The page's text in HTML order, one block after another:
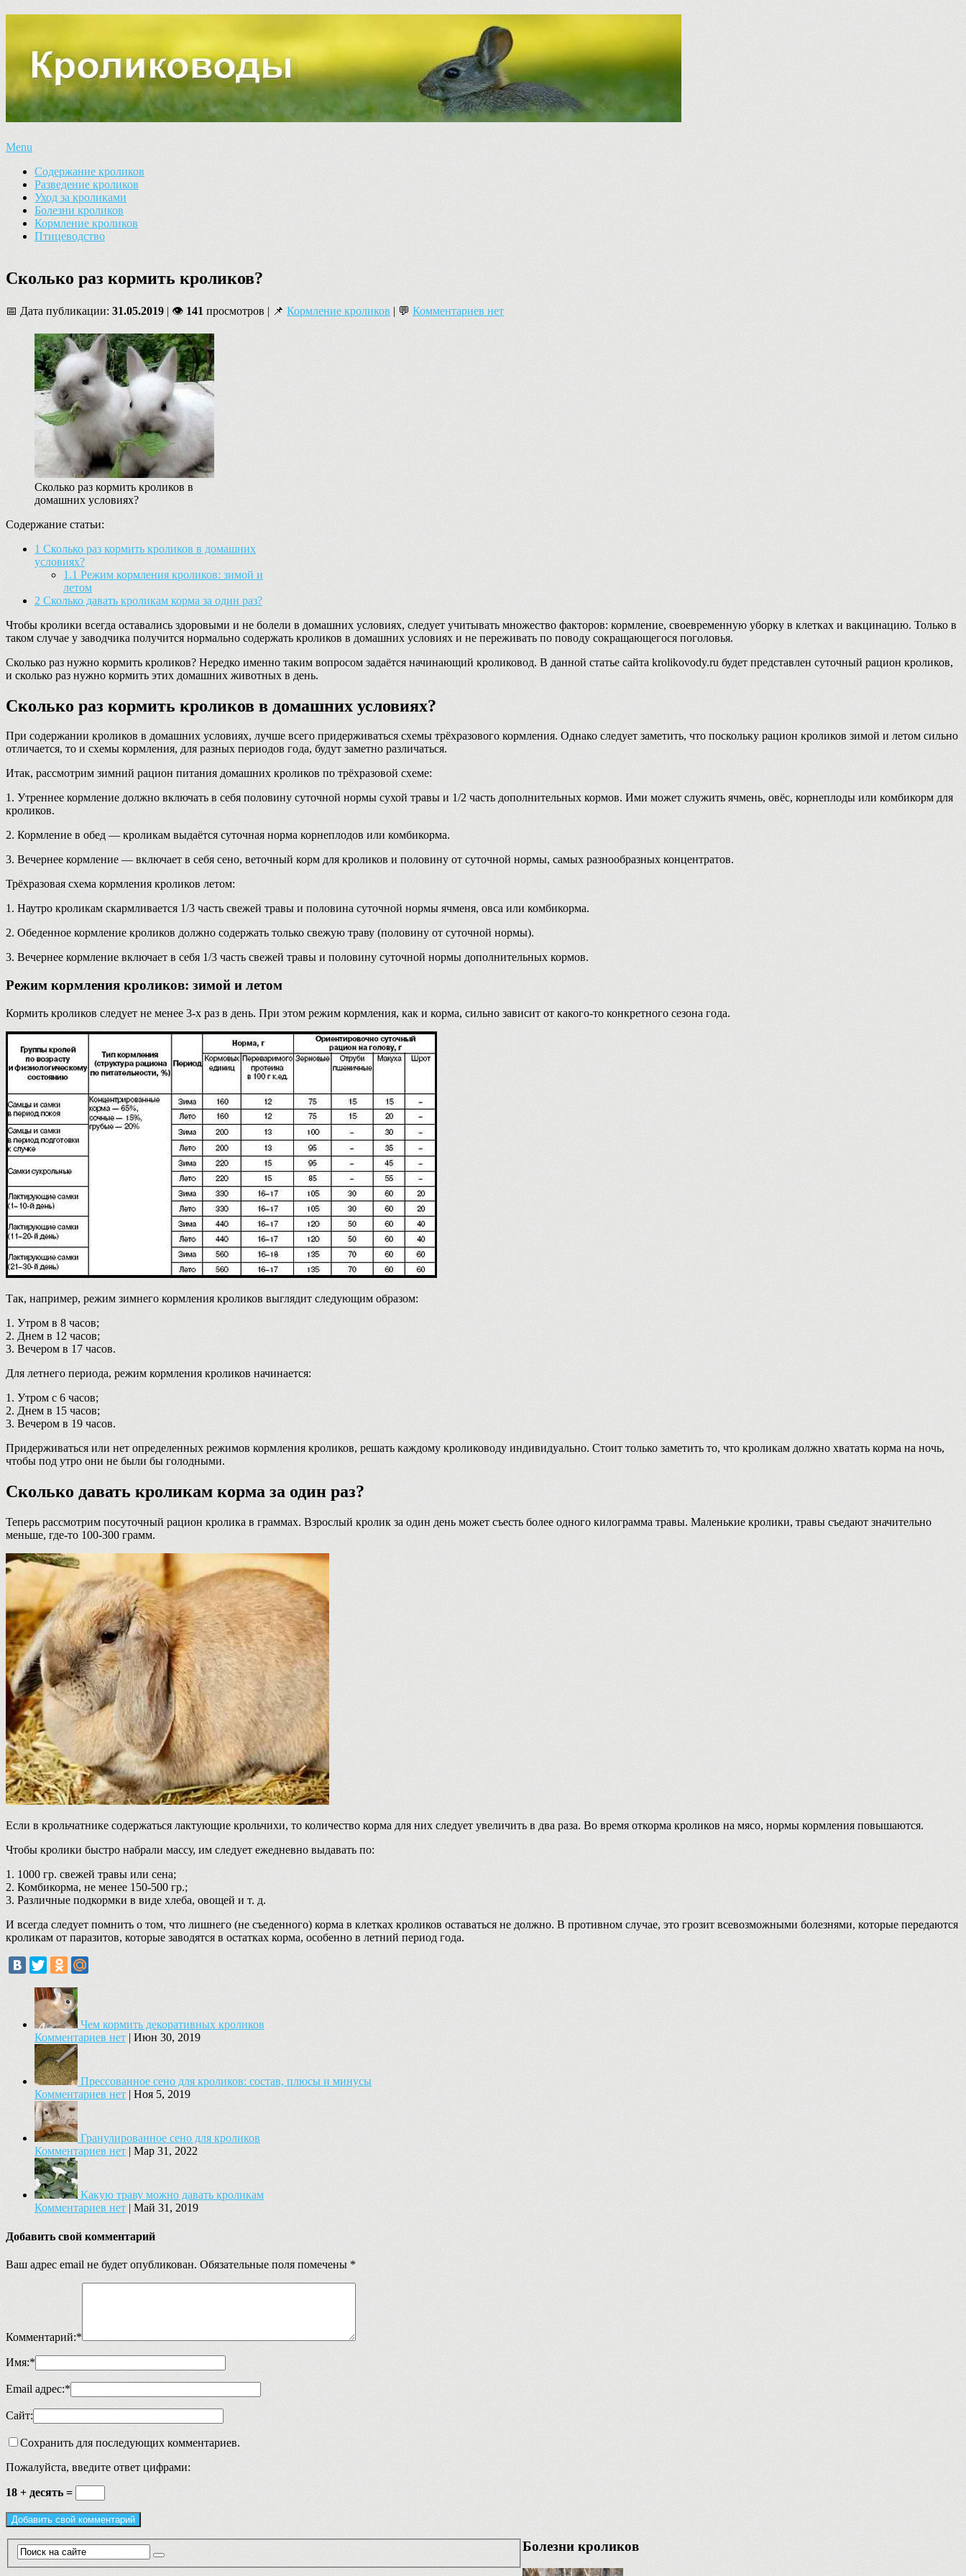
Menu
Содержание кроликов
Разведение кроликов
Уход за кроликами
Болезни кроликов
Кормление кроликов
Птицеводство
Сколько раз кормить кроликов?
📅 Дата публикации: 31.05.2019 | 👁 141 просмотров | 📌 Кормление кроликов | 💬 Комментариев нет
Сколько раз кормить кроликов в
домашних условиях?
Содержание статьи:
1 Сколько раз кормить кроликов в домашних
условиях?
1.1 Режим кормления кроликов: зимой и
летом
2 Сколько давать кроликам корма за один раз?
Чтобы кролики всегда оставались здоровыми и не болели в домашних условиях, следует учитывать множество факторов: кормление, своевременную уборку в клетках и вакцинацию. Только в
таком случае у заводчика получится нормально содержать кроликов в домашних условиях и не переживать по поводу сокращающегося поголовья.
Сколько раз нужно кормить кроликов? Нередко именно таким вопросом задаётся начинающий кроликовод. В данной статье сайта krolikovody.ru будет представлен суточный рацион кроликов,
и сколько раз нужно кормить этих домашних животных в день.
Сколько раз кормить кроликов в домашних условиях?
При содержании кроликов в домашних условиях, лучше всего придерживаться схемы трёхразового кормления. Однако следует заметить, что поскольку рацион кроликов зимой и летом сильно
отличается, то и схемы кормления, для разных периодов года, будут заметно различаться.
Итак, рассмотрим зимний рацион питания домашних кроликов по трёхразовой схеме:
1. Утреннее кормление должно включать в себя половину суточной нормы сухой травы и 1/2 часть дополнительных кормов. Ими может служить ячмень, овёс, корнеплоды или комбикорм для
кроликов.
2. Кормление в обед — кроликам выдаётся суточная норма корнеплодов или комбикорма.
3. Вечернее кормление — включает в себя сено, веточный корм для кроликов и половину от суточной нормы, самых разнообразных концентратов.
Трёхразовая схема кормления кроликов летом:
1. Наутро кроликам скармливается 1/3 часть свежей травы и половина суточной нормы ячменя, овса или комбикорма.
2. Обеденное кормление кроликов должно содержать только свежую траву (половину от суточной нормы).
3. Вечернее кормление включает в себя 1/3 часть свежей травы и половину суточной нормы дополнительных кормов.
Режим кормления кроликов: зимой и летом
Кормить кроликов следует не менее 3-х раз в день. При этом режим кормления, как и корма, сильно зависит от какого-то конкретного сезона года.
Так, например, режим зимнего кормления кроликов выглядит следующим образом:
1. Утром в 8 часов;
2. Днем в 12 часов;
3. Вечером в 17 часов.
Для летнего периода, режим кормления кроликов начинается:
1. Утром с 6 часов;
2. Днем в 15 часов;
3. Вечером в 19 часов.
Придерживаться или нет определенных режимов кормления кроликов, решать каждому кролиководу индивидуально. Стоит только заметить то, что кроликам должно хватать корма на ночь,
чтобы под утро они не были бы голодными.
Сколько давать кроликам корма за один раз?
Теперь рассмотрим посуточный рацион кролика в граммах. Взрослый кролик за один день может съесть более одного килограмма травы. Маленькие кролики, травы съедают значительно
меньше, где-то 100-300 грамм.
Если в крольчатнике содержаться лактующие крольчихи, то количество корма для них следует увеличить в два раза. Во время откорма кроликов на мясо, нормы кормления повышаются.
Чтобы кролики быстро набрали массу, им следует ежедневно выдавать по:
1. 1000 гр. свежей травы или сена;
2. Комбикорма, не менее 150-500 гр.;
3. Различные подкормки в виде хлеба, овощей и т. д.
И всегда следует помнить о том, что лишнего (не съеденного) корма в клетках кроликов оставаться не должно. В противном случае, это грозит всевозможными болезнями, которые передаются
кроликам от паразитов, которые заводятся в остатках корма, особенно в летний период года.
Чем кормить декоративных кроликов
Комментариев нет | Июн 30, 2019
Прессованное сено для кроликов: состав, плюсы и минусы
Комментариев нет | Ноя 5, 2019
Гранулированное сено для кроликов
Комментариев нет | Мар 31, 2022
Какую траву можно давать кроликам
Комментариев нет | Май 31, 2019
Добавить свой комментарий
Ваш адрес email не будет опубликован. Обязательные поля помечены *
Комментарий:*
Имя:*
Email адрес:*
Сайт:
Сохранить для последующих комментариев.
Пожалуйста, введите ответ цифрами:
18 + десять =
Болезни кроликов